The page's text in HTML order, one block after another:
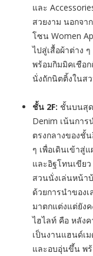
และ
สวยงาม นอกจา
โซน Women
ไปสู่เสื้อผ้าต่าง
พร้อมกิมมิคเชือ
นั่งถักนิตติ้งในส
ชั้น 2F: ชั้นบนสุด
Denim เน้นกา
ตรงกลางของชั้
ๆ เพื่อเดินเข้าสู่
และอิฐโทนเขีย
สวนนั่งเล่นหน้า
ด้วยการนำของ
มาตกแต่งแต่ยัง
ไฮไลท์ คือ หลัง
เป็นงานแฮนด์เ
และอบอุ่นขึ้น พร้